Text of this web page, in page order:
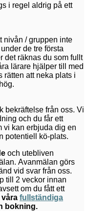
i regel aldrig på ett
nivån / gruppen inte
de tre första
det räknas du som fullt
lärare hjälper till med
rätten att neka plats i
bekräftelse från oss. Vi
och du får ett
vi kan erbjuda dig en
potentiell kö-plats.
och utebliven
Avanmälan görs
vid svar från oss.
till 2 veckor innan
om du fått ett
våra fullständiga
bokning.